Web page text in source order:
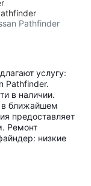
Pathfinder
услугу:
Pathfinder.
в наличии.
в ближайшем
предоставляет
Ремонт
низкие